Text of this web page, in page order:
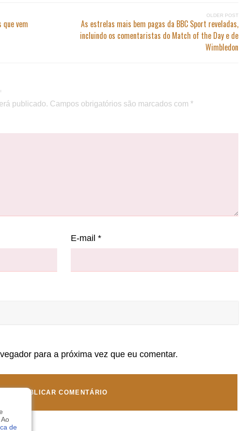
que vem
OLDER POST
As estrelas mais bem pagas da BBC Sport reveladas,
incluindo os comentaristas do Match of the Day e de
Wimbledon
publicado. Campos obrigatórios são marcados com *
E-mail*
para a próxima vez que eu comentar.
de